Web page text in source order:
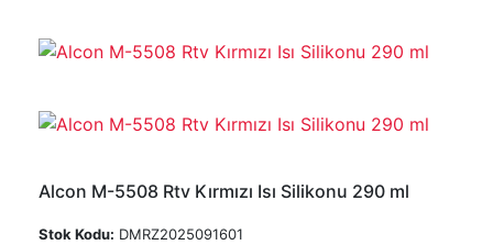
Alcon M-5508 Rtv Kırmızı Isı Silikonu 290 ml
Stok Kodu: DMRZ2025091601